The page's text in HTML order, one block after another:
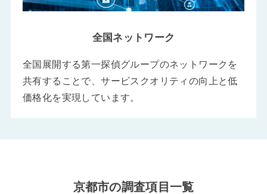
全国ネットワーク
全国展開する第一探偵グループのネットワークを
共有することで、サービスクオリティの向上と低
価格化を実現しています。
京都市の調査項目一覧